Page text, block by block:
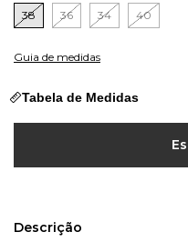
38 36 34 40
Guia de medidas
Tabela de Medidas
Descrição